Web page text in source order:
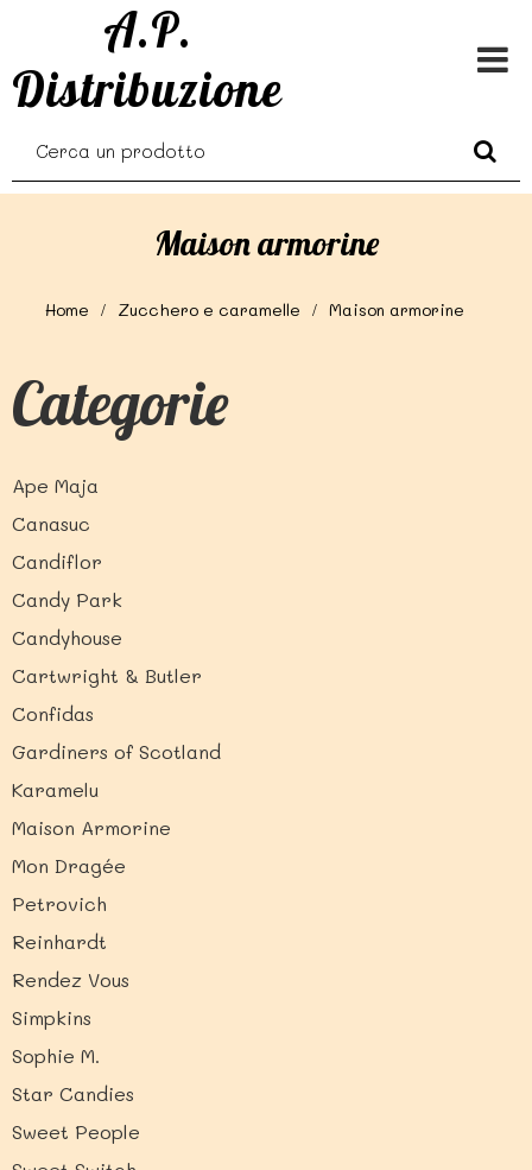
A.P.
Distribuzione
Maison armorine
Home Zucchero e caramelle Maison armorine
Categorie
Ape Maja
Canasuc
Candiflor
Candy Park
Candyhouse
Cartwright & Butler
Confidas
Gardiners of Scotland
Karamelu
Maison Armorine
Mon Dragée
Petrovich
Reinhardt
Rendez Vous
Simpkins
Sophie M.
Star Candies
Sweet People